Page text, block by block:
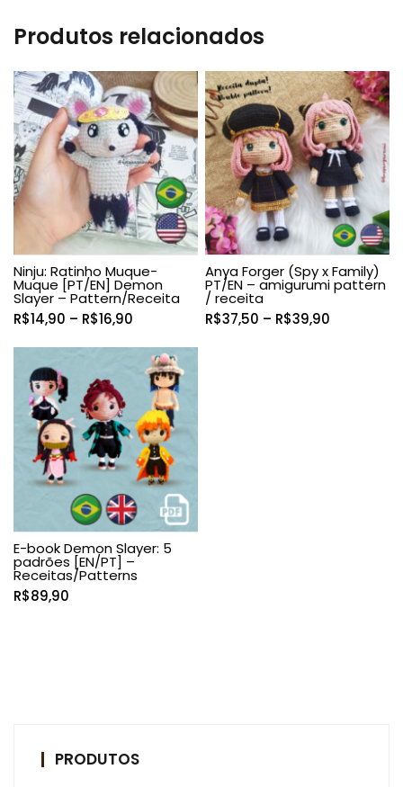
R$74,90
Produtos relacionados
Ninju: Ratinho Muque-
Muque [PT/EN] Demon
Slayer – Pattern/Receita
R$14,90 – R$16,90
preço:
R$14,90
através
R$16,90
Anya Forger (Spy x Family)
PT/EN – amigurumi pattern
/ receita
R$37,50 – R$39,90
E-book Demon Slayer: 5
padrões [EN/PT] –
Receitas/Patterns
R$89,90
PRODUTOS